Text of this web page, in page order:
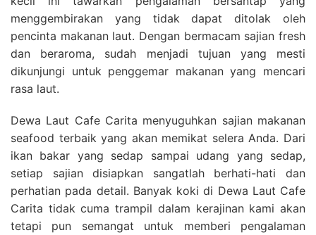
menggembirakan yang tidak dapat ditolak oleh
pencinta makanan laut. Dengan bermacam sajian fresh
dan beraroma, sudah menjadi tujuan yang mesti
dikunjungi untuk penggemar makanan yang mencari
rasa laut.
Dewa Laut Cafe Carita menyuguhkan sajian makanan
seafood terbaik yang akan memikat selera Anda. Dari
ikan bakar yang sedap sampai udang yang sedap,
setiap sajian disiapkan sangatlah berhati-hati dan
perhatian pada detail. Banyak koki di Dewa Laut Cafe
Carita tidak cuma trampil dalam kerajinan kami akan
tetapi pun semangat untuk memberi pengalaman